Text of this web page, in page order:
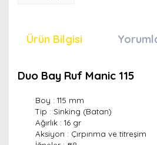
Ürün Bilgisi
Duo Bay Ruf Manic 115
Boy : 115 mm
Tip : Sinking (Batan)
Ağırlık : 16 gr
Aksiyon : Çırpınma ve titreşim